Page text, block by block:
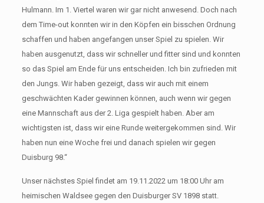
Hulmann. Im 1. Viertel waren wir gar nicht anwesend. Doch nach
dem Time-out konnten wir in den Köpfen ein bisschen Ordnung
schaffen und haben angefangen unser Spiel zu spielen. Wir
haben ausgenutzt, dass wir schneller und fitter sind und konnten
so das Spiel am Ende für uns entscheiden. Ich bin zufrieden mit
den Jungs. Wir haben gezeigt, dass wir auch mit einem
geschwächten Kader gewinnen können, auch wenn wir gegen
eine Mannschaft aus der 2. Liga gespielt haben. Aber am
wichtigsten ist, dass wir eine Runde weitergekommen sind. Wir
haben nun eine Woche frei und danach spielen wir gegen
Duisburg 98.“
Unser nächstes Spiel findet am 19.11.2022 um 18:00 Uhr am
heimischen Waldsee gegen den Duisburger SV 1898 statt.